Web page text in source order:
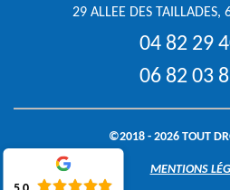
29 ALLEE DES TAILLADES,
04 82 29
06 82 03
©2018 - 2026 TOUT
MENTIONS